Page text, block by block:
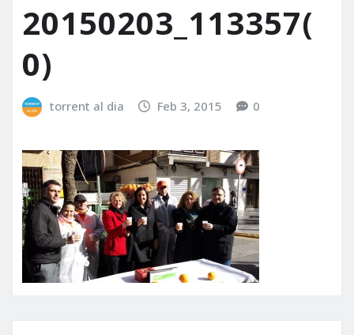
20150203_113357(
0)
torrent al dia Feb 3, 2015 0